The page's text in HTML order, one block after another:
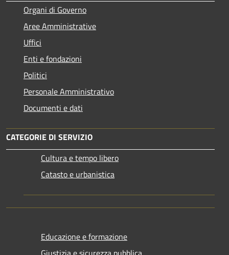
Organi di Governo
Aree Amministrative
Uffici
Enti e fondazioni
Politici
Personale Amministrativo
Documenti e dati
CATEGORIE DI SERVIZIO
Cultura e tempo libero
Catasto e urbanistica
Educazione e formazione